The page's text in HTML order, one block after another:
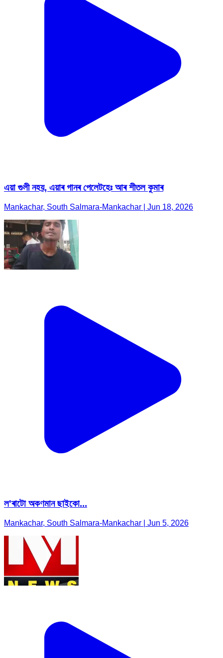
এয়া গুলী নহয়, এয়াৰ গানৰ পেলেটহেঃ আৰ শীতল কুমাৰ
Mankachar, South Salmara-Mankachar | Jun 18, 2026
ল'ৰাটো অকণমান ছাইকো...
Mankachar, South Salmara-Mankachar | Jun 5, 2026